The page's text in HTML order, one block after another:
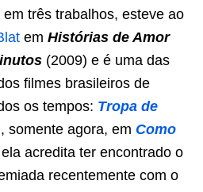
em três trabalhos, esteve ao
em Histórias de Amor
(2009) e é uma das
filmes brasileiros de
os tempos: Tropa de
somente agora, em Como
acredita ter encontrado o
recentemente com o